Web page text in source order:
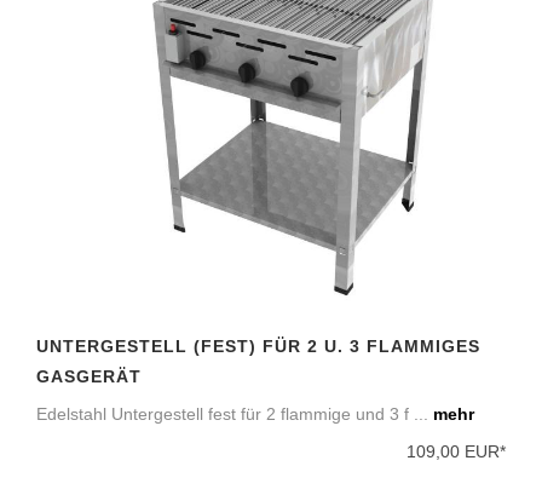
UNTERGESTELL (FEST) FÜR 2 U. 3 FLAMMIGES
GASGERÄT
Edelstahl Untergestell fest für 2 flammige und 3 f ... mehr
109,00 EUR*